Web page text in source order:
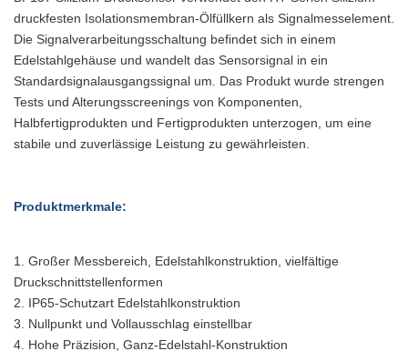
druckfesten Isolationsmembran-Ölfüllkern als Signalmesselement.
Die Signalverarbeitungsschaltung befindet sich in einem
Edelstahlgehäuse und wandelt das Sensorsignal in ein
Standardsignalausgangssignal um. Das Produkt wurde strengen
Tests und Alterungsscreenings von Komponenten,
Halbfertigprodukten und Fertigprodukten unterzogen, um eine
stabile und zuverlässige Leistung zu gewährleisten.
Produktmerkmale:
1. Großer Messbereich, Edelstahlkonstruktion, vielfältige
Druckschnittstellenformen
2. IP65-Schutzart Edelstahlkonstruktion
3. Nullpunkt und Vollausschlag einstellbar
4. Hohe Präzision, Ganz-Edelstahl-Konstruktion